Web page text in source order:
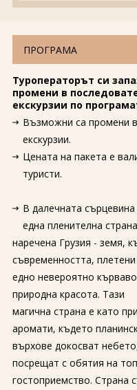
ПРОГРАМА
Туроператорът си
промени в
екскурзии по
Възможни са промени
екскурзии.
Цената на пакета е
туристи.
В далечната
една пленителна
наречена Грузия - земя,
съвременността, плетени
едно невероятно
природна красота. Тази
магична страна е като
аромати, където
върхове докосват
посрещат с обятия на
гостоприемство. Страна